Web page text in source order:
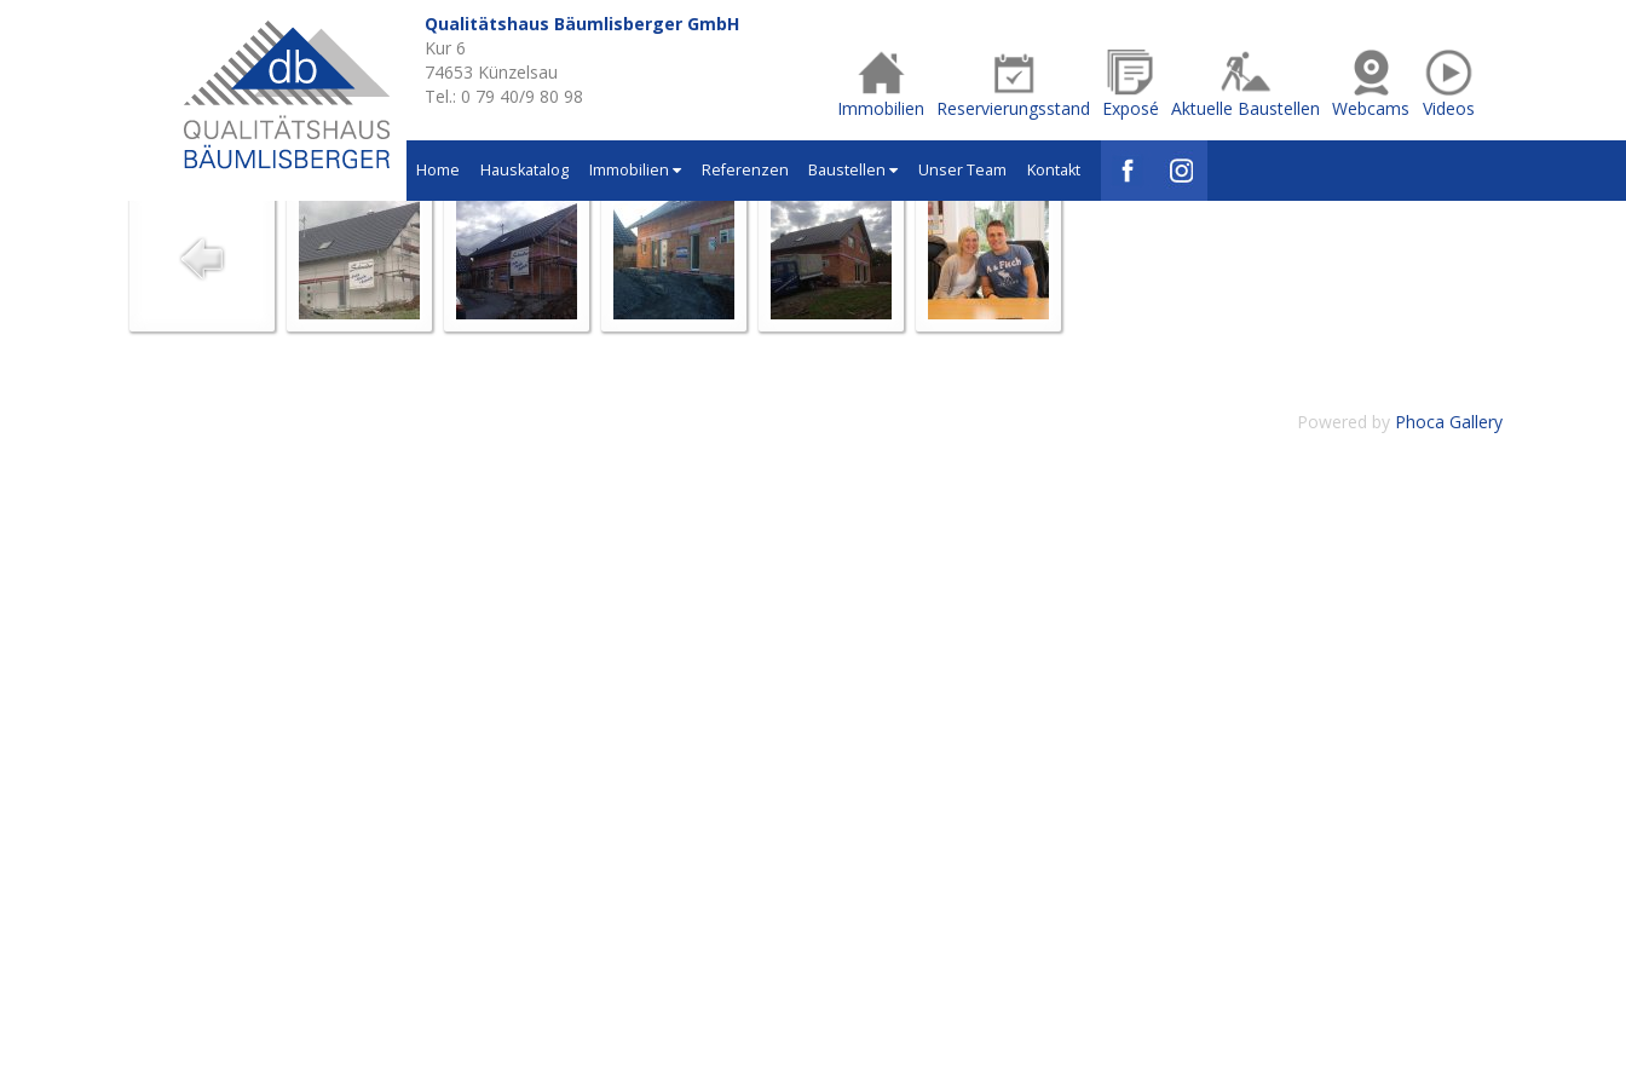
Qualitätshaus Bäumlisberger GmbH
Kur 6
74653 Künzelsau
Tel.: 0 79 40/9 80 98
Immobilien Reservierungsstand Exposé Aktuelle Baustellen Webcams Videos
Home Hauskatalog Immobilien Referenzen Baustellen Unser Team Kontakt
Aktuelle Baustellen - Q475
Einfamilienwohnhaus in Michelbach am Wald
Powered by Phoca Gallery